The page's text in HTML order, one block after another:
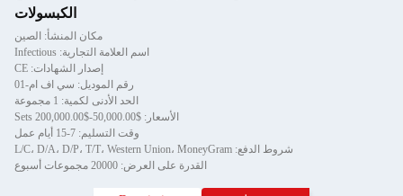
الكبسولات
مكان المنشأ: الصين
اسم العلامة التجارية: Infectious
إصدار الشهادات: CE
رقم الموديل: سي اف ام-01
الحد الأدنى لكمية: 1 مجموعة
الأسعار: $50,000.00-$200,000.00 Sets
وقت التسليم: 7-15 أيام عمل
شروط الدفع: L/C، D/A، D/P، T/T، Western Union، MoneyGram
القدرة على العرض: 20000 مجموعات أسبوع